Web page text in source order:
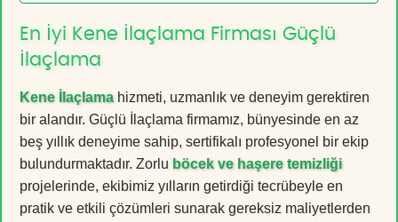
En İyi Kene İlaçlama Firması Güçlü
İlaçlama
Kene İlaçlamahizmeti, uzmanlık ve deneyim gerektiren
bir alandır. Güçlü İlaçlama firmamız, bünyesinde en az
beş yıllık deneyime sahip, sertifikalı profesyonel bir ekip
bulundurmaktadır. Zorlu böcek ve haşere temizliği
projelerinde, ekibimiz yılların getirdiği tecrübeyle en
pratik ve etkili çözümleri sunarak gereksiz maliyetlerden